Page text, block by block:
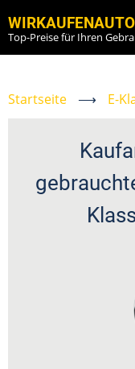
zum
Inhalt
Top-Preise für Ihren
Startseite ⟶ E-